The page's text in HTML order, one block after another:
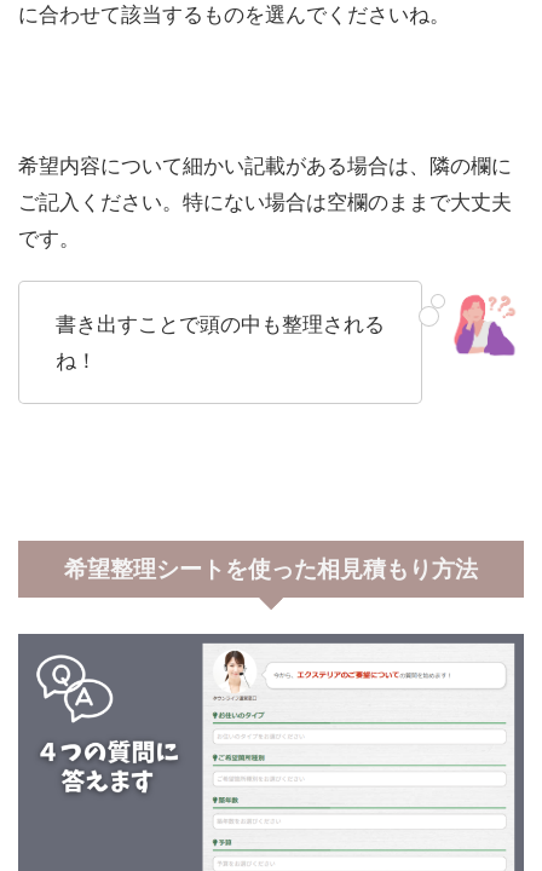
に合わせて該当するものを選んでくださいね。
希望内容について細かい記載がある場合は、隣の欄に
ご記入ください。特にない場合は空欄のままで大丈夫
です。
書き出すことで頭の中も整理される
ね！
希望整理シートを使った相見積もり方法